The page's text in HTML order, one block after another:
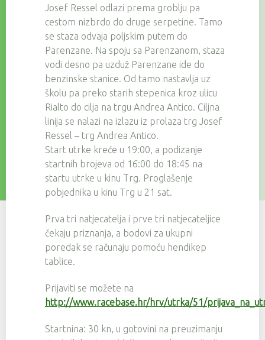
Josef Ressel odlazi prema groblju pa
cestom nizbrdo do druge serpetine. Tamo
se staza odvaja poljskim putem do
Parenzane. Na spoju sa Parenzanom, staza
vodi desno pa uzduž Parenzane ide do
benzinske stanice. Od tamo nastavlja uz
školu pa preko starih stepenica kroz ulicu
Rialto do cilja na trgu Andrea Antico. Ciljna
linija se nalazi na izlazu iz prolaza trg Josef
Ressel – trg Andrea Antico.
Start utrke kreće u 19:00, a podizanje
startnih brojeva od 16:00 do 18:45 na
startu utrke u kinu Trg. Proglašenje
pobjednika u kinu Trg u 21 sat.
Prva tri natjecatelja i prve tri natjecateljice
čekaju priznanja, a bodovi za ukupni
poredak se računaju pomoću hendikep
tablice.
Prijaviti se možete na
http://www.racebase.hr/hrv/utrka/51/
Startnina: 30 kn, u gotovini na preuzimanju